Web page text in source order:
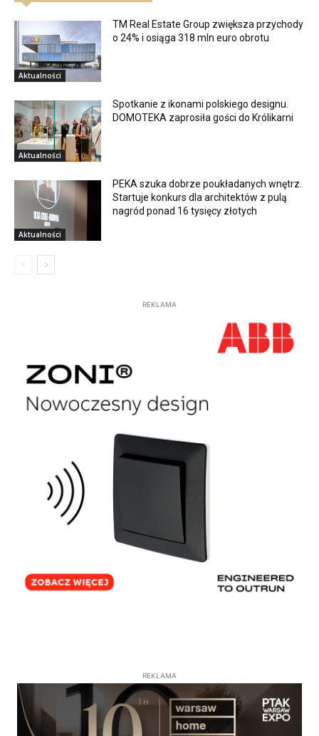
Aktualności
TM Real Estate Group zwiększa przychody
o 24% i osiąga 318 mln euro obrotu
Aktualności
Spotkanie z ikonami polskiego designu.
DOMOTEKA zaprosiła gości do Królikarni
Aktualności
PEKA szuka dobrze poukładanych wnętrz.
Startuje konkurs dla architektów z pulą
nagród ponad 16 tysięcy złotych
REKLAMA
REKLAMA